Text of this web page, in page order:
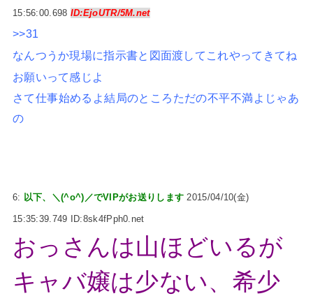
15:56:00.698 ID:EjoUTR/5M.net
>>31
なんつうか現場に指示書と図面渡してこれやってきてね
お願いって感じよ
さて仕事始めるよ結局のところただの不平不満よじゃあ
の
6: 以下、＼(^o^)／でVIPがお送りします 2015/04/10(金)
15:35:39.749 ID:8sk4fPph0.net
おっさんは山ほどいるが
キャバ嬢は少ない、希少